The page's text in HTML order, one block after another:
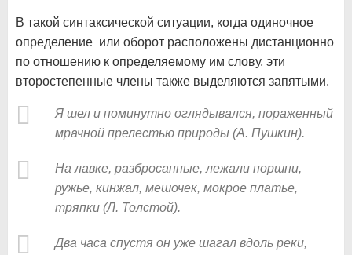
В такой синтаксической ситуации, когда одиночное
определение или оборот расположены дистанционно
по отношению к определяемому им слову, эти
второстепенные члены также выделяются запятыми.
Я шел и поминутно оглядывался, пораженный
мрачной прелестью природы (А. Пушкин).
На лавке, разбросанные, лежали поршни,
ружье, кинжал, мешочек, мокрое платье,
тряпки (Л. Толстой).
Два часа спустя он уже шагал вдоль реки,